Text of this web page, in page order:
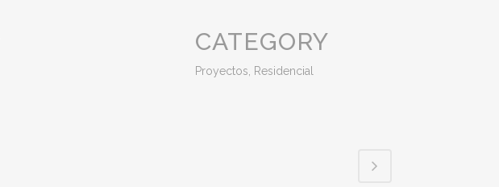
CATEGORY
Proyectos, Residencial